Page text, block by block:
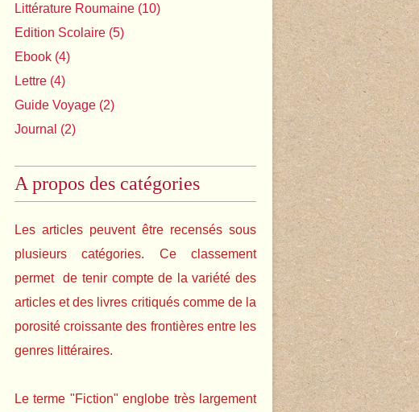
Littérature Roumaine (10)
Edition Scolaire (5)
Ebook (4)
Lettre (4)
Guide Voyage (2)
Journal (2)
A propos des catégories
Les articles peuvent être recensés sous
plusieurs catégories. Ce classement
permet de tenir compte de la variété des
articles et des livres critiqués comme de la
porosité croissante des frontières entre les
genres littéraires.
Le terme "Fiction" englobe très largement